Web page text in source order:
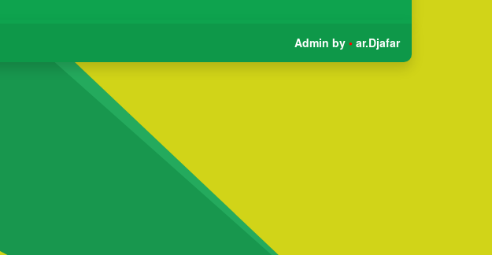
Admin by • ar.Djafar